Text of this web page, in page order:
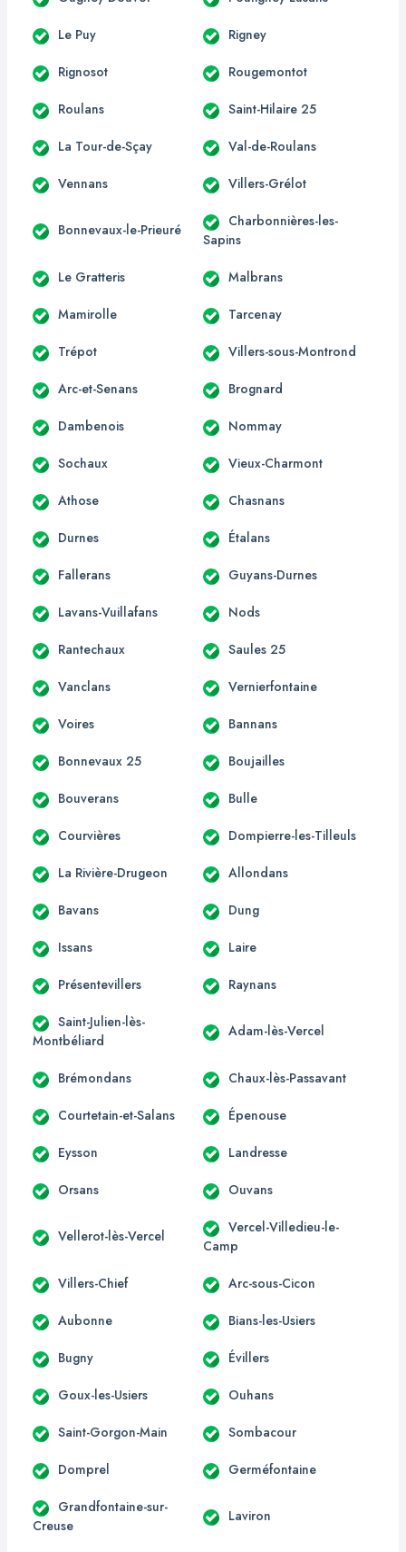
Le Puy Rigney
Rignosot Rougemontot
Roulans Saint-Hilaire 25
La Tour-de-Sçay Val-de-Roulans
Vennans Villers-Grélot
Bonnevaux-le-Prieuré
Charbonnières-les-
Sapins
Le Gratteris Malbrans
Mamirolle Tarcenay
Trépot Villers-sous-Montrond
Arc-et-Senans Brognard
Dambenois Nommay
Sochaux Vieux-Charmont
Athose Chasnans
Durnes Étalans
Fallerans Guyans-Durnes
Lavans-Vuillafans Nods
Rantechaux Saules 25
Vanclans Vernierfontaine
Voires Bannans
Bonnevaux 25 Boujailles
Bouverans Bulle
Courvières Dompierre-les-Tilleuls
La Rivière-Drugeon Allondans
Bavans Dung
Issans Laire
Présentevillers Raynans
Saint-Julien-lès-
Montbéliard
Adam-lès-Vercel
Brémondans Chaux-lès-Passavant
Courtetain-et-Salans Épenouse
Eysson Landresse
Orsans Ouvans
Vellerot-lès-Vercel
Vercel-Villedieu-le-
Camp
Villers-Chief Arc-sous-Cicon
Aubonne Bians-les-Usiers
Bugny Évillers
Goux-les-Usiers Ouhans
Saint-Gorgon-Main Sombacour
Domprel Germéfontaine
Grandfontaine-sur-
Creuse
Laviron